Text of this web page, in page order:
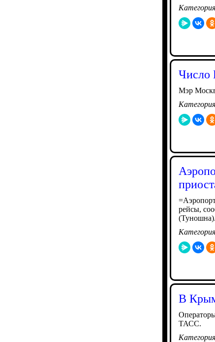
Число
Мэр
рейсы,
(Туношна).
В
ТАСС.